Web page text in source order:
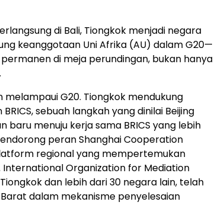
di Bali, Tiongkok menjadi negara
keanggotaan Uni Afrika (AU) dalam G20—
di meja perundingan, bukan hanya
melampaui G20. Tiongkok mendukung
sebuah langkah yang dinilai Beijing
baru menuju kerja sama BRICS yang lebih
peran Shanghai Cooperation
regional yang mempertemukan
Organization for Mediation
dan lebih dari 30 negara lain, telah
dalam mekanisme penyelesaian